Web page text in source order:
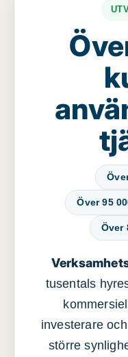
Över 95
Över
tusentals
investerare
större